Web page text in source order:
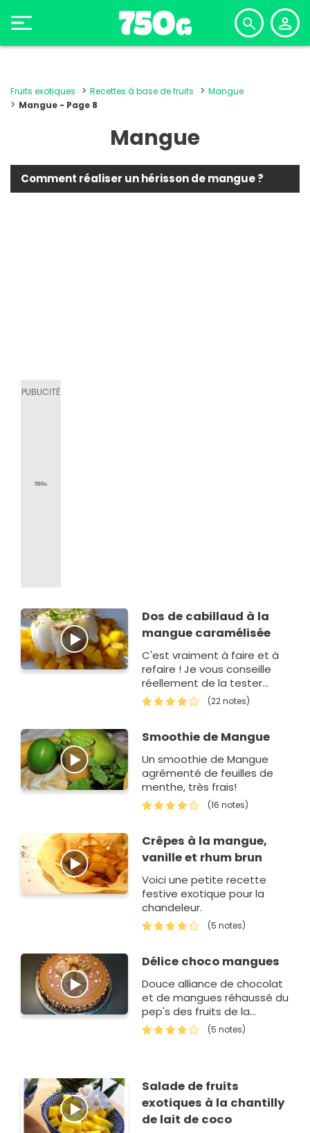
Fruits exotiques Recettes à base de fruits
Mangue
Mangue - Page 8
Mangue
Comment réaliser un hérisson de mangue ?
Dos de cabillaud à la
mangue caramélisée
C'est vraiment à faire et à
refaire ! Je vous conseille
réellement de la tester
vous allez émerveiller vos
papilles! C'est un plat
(22 notes)
Smoothie de Mangue
Un smoothie de Mangue
agrémenté de feuilles de
menthe, très frais!
(16 notes)
Crêpes à la mangue,
vanille et rhum brun
Voici une petite recette
festive exotique pour la
chandeleur.
(5 notes)
Délice choco mangues
Douce alliance de chocolat
et de mangues réhaussé du
pep's des fruits de la
passion sur un biscuit aux
amandes.
(5 notes)
Salade de fruits
exotiques à la chantilly
de lait de coco